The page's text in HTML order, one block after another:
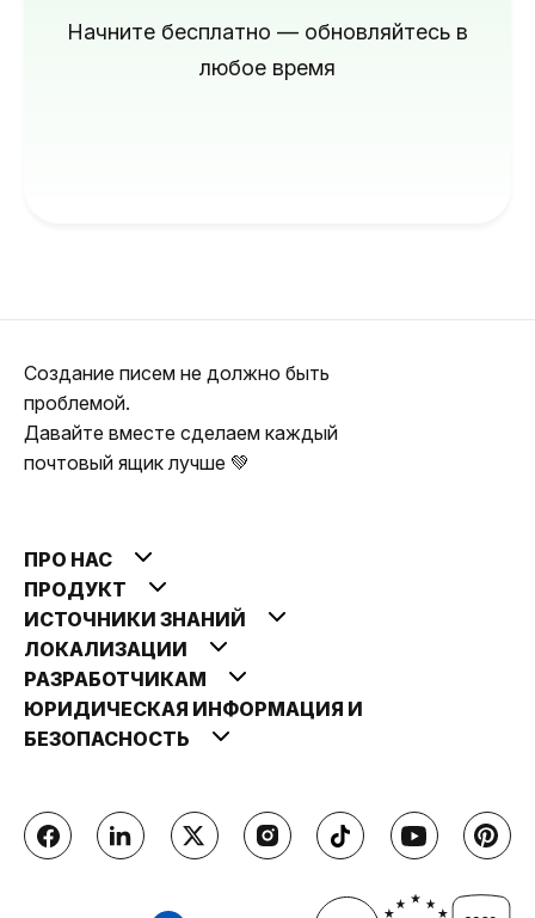
Начните бесплатно — обновляйтесь в
любое время
Создание писем не должно быть
проблемой.
Давайте вместе сделаем каждый
почтовый ящик лучше 💚
ПРО НАС
ПРОДУКТ
ИСТОЧНИКИ ЗНАНИЙ
ЛОКАЛИЗАЦИИ
РАЗРАБОТЧИКАМ
ЮРИДИЧЕСКАЯ ИНФОРМАЦИЯ И
БЕЗОПАСНОСТЬ